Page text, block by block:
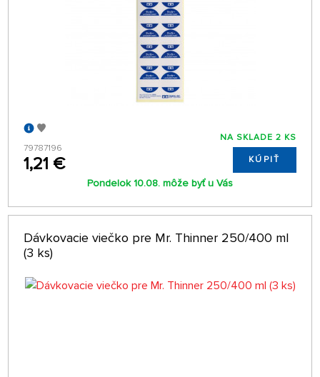
79787196
1,21 €
NA SKLADE 2 KS
KÚPIŤ
Pondelok 10.08. môže byť u Vás
Dávkovacie viečko pre Mr. Thinner 250/400 ml
(3 ks)